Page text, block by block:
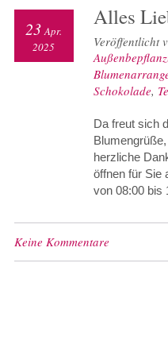
Alles
23 Apr.
2025
Veröffentlicht
Schokolade,
Da freut sich
herzliche
öffnen für Sie
von 08:00 bis
Keine Kommentare